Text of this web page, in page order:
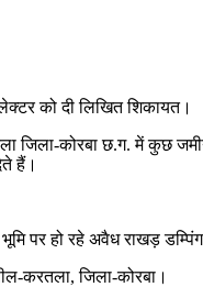
को दी लिखित शिकायत।
जिला-कोरबा छ.ग. में कुछ
हैं।
पर हो रहे अवैध राखड़
करतला, जिला-कोरबा।